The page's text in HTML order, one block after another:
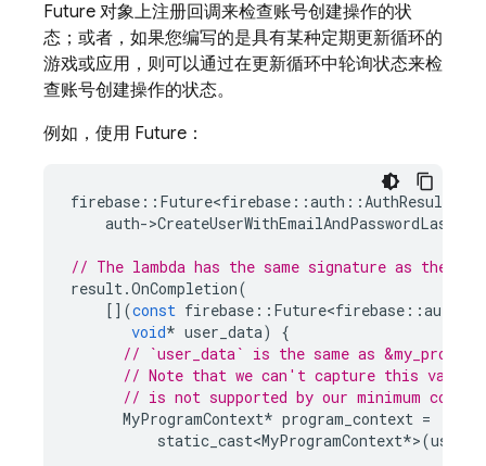
Future 对象上注册回调来检查账号创建操作的状
态；或者，如果您编写的是具有某种定期更新循环的
游戏或应用，则可以通过在更新循环中轮询状态来检
查账号创建操作的状态。
例如，使用 Future：
firebase :: Future<firebase ::auth ::AuthResult
auth->
// The lambda has the same signature as the
result.OnCompletion(
[](const firebase :: Future<firebase ::auth
void* user_data)
{
// `user_data` is the same as
// Note that we can't capture this value
// is not supported by our minimum
MyProgramContext* program_context =
static_cast<MyProgramContext*>(